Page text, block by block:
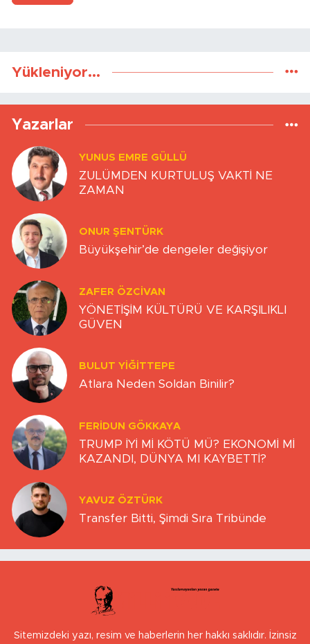
Yükleniyor...
Yazarlar
YUNUS EMRE GÜLLÜ
ZULÜMDEN KURTULUŞ VAKTİ NE
ZAMAN
ONUR ŞENTÜRK
Büyükşehir’de dengeler değişiyor
ZAFER ÖZCIVAN
YÖNETİŞİM KÜLTÜRÜ VE KARŞILIKLI
GÜVEN
BULUT YİĞİTTEPE
Atlara Neden Soldan Binilir?
FERIDUN GÖKKAYA
TRUMP İYİ Mİ KÖTÜ MÜ? EKONOMİ Mİ
KAZANDI, DÜNYA MI KAYBETTİ?
YAVUZ ÖZTÜRK
Transfer Bitti, Şimdi Sıra Tribünde
Sitemizdeki yazı, resim ve haberlerin her hakkı saklıdır. İzinsiz